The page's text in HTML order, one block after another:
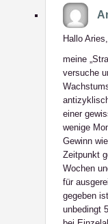
Hallo Aries,
meine
versuche
einer
wenige
Gewinn
Zeitpunkt
Wochen
für
gegeben
unbedingt